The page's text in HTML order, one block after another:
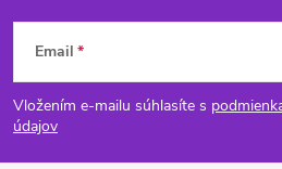
Z
á
p
Email
Vložením e-mailu súhlasíte s
údajov